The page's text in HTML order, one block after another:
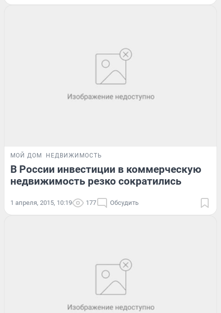
МОЙ ДОМ НЕДВИЖИМОСТЬ
В России инвестиции в коммерческую
недвижимость резко сократились
1 апреля, 2015, 10:19 177 Обсудить